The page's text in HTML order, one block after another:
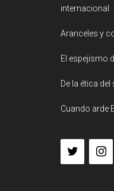
internacional
Aranceles y
El espejismo
De la ética
Cuando arde